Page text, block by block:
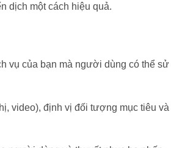
dịch một cách hiệu quả.
vụ của bạn mà người dùng có thể sử
video), định vị đối tượng mục tiêu và